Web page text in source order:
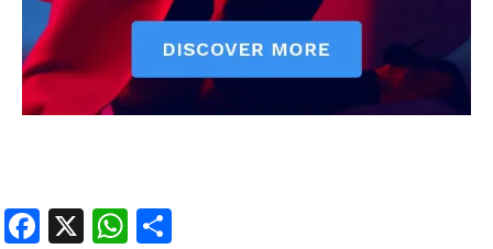
Facebook
X WhatsApp